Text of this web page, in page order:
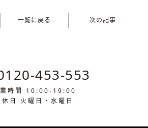
一覧に戻る 次の記事
453-553
時間 10:00-19:00
休日 火曜日・水曜日